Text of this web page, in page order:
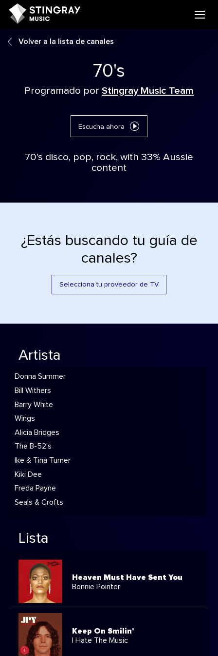
Volver a la lista de canales
70's
Programado por Stingray Music Team
Escucha ahora
70's disco, pop, rock, with 33% Aussie
content
¿Estás buscando tu guía de
canales?
Selecciona tu proveedor de TV
Artista
Donna Summer
Bill Withers
Barry White
Wings
Alicia Bridges
The B-52's
Ike & Tina Turner
Kiki Dee
Freda Payne
Seals & Crofts
Lista
Heaven Must Have Sent You
Bonnie Pointer
Keep On Smilin'
I Hate The Music